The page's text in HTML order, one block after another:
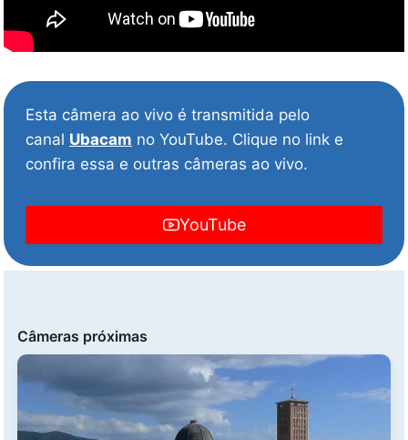
Esta câmera ao vivo é transmitida pelo
canal Ubacam no YouTube. Clique no link e
confira essa e outras câmeras ao vivo.
YouTube
Câmeras próximas